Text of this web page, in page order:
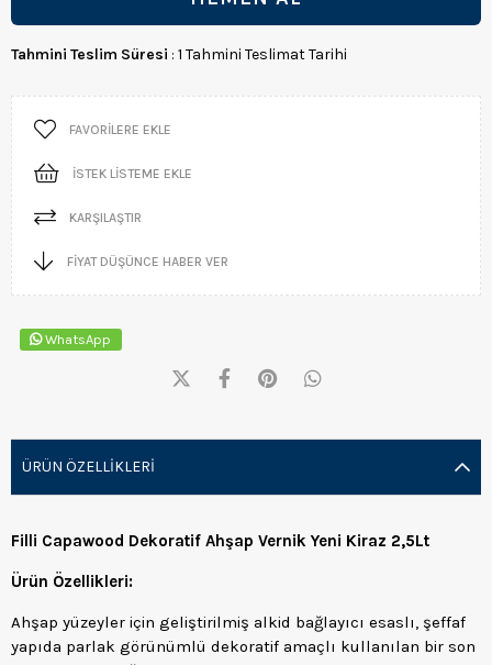
Tahmini Teslim Süresi : 1 Tahmini Teslimat Tarihi
FAVORILERE EKLE
İSTEK LISTEME EKLE
KARŞILAŞTIR
FIYAT DÜŞÜNCE HABER VER
WhatsApp
ÜRÜN ÖZELLIKLERI
Filli Capawood Dekoratif Ahşap Vernik Yeni Kiraz 2,5Lt
Ürün Özellikleri:
Ahşap yüzeyler için geliştirilmiş alkid bağlayıcı esaslı, şeffaf
yapıda parlak görünümlü dekoratif amaçlı kullanılan bir son